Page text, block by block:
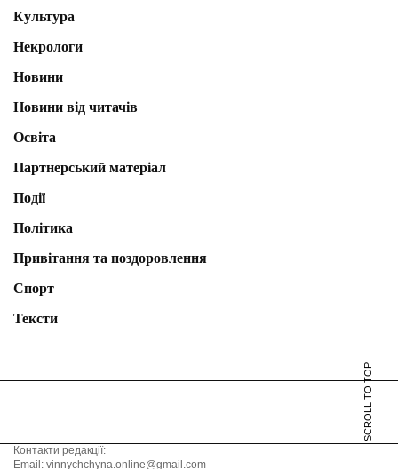
Культура
Некрологи
Новини
Новини від читачів
Освіта
Партнерський матеріал
Події
Політика
Привітання та поздоровлення
Спорт
Тексти
SCROLL TO TOP
Контакти редакції:
Email: vinnychchyna.online@gmail.com